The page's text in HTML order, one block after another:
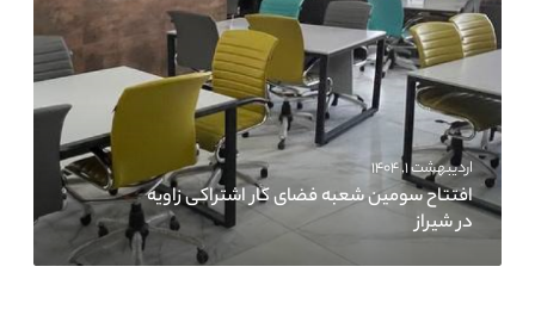
اردیبهشت ۱, ۱۴۰۴
افتتاح سومین شعبه فضای کار اشتراکی زاویه
در شیراز